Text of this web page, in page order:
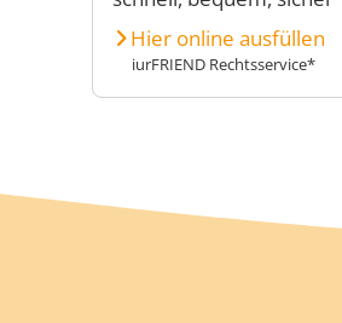
Hier online ausfüllen
iurFRIEND Rechtsservice*